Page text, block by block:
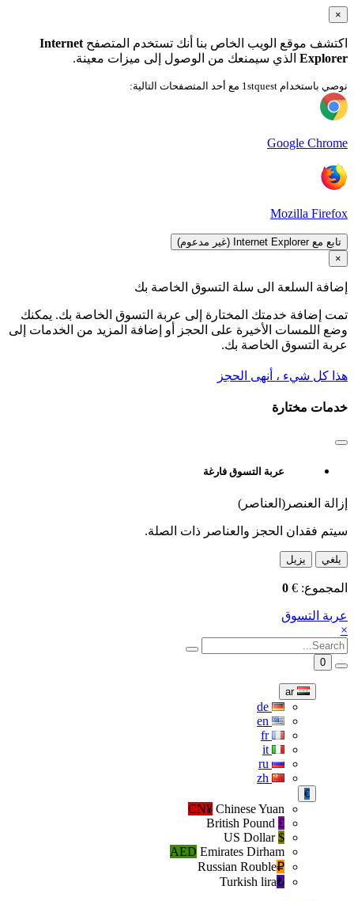
×
اكتشف موقع الويب الخاص بنا أنك تستخدم المتصفح Internet
Explorer الذي سيمنعك من الوصول إلى ميزات معينة.
نوصي باستخدام 1stquest مع أحد المتصفحات التالية:
Google Chrome
Mozilla Firefox
تابع مع Internet Explorer (غير مدعوم)
×
إضافة السلعة الى سلة التسوق الخاصة بك
تمت إضافة خدمتك المختارة إلى عربة التسوق الخاصة بك. يمكنك
وضع اللمسات الأخيرة على الحجز أو إضافة المزيد من الخدمات إلى
عربة التسوق الخاصة بك.
هذا كل شيء ، أنهى الحجز
خدمات مختارة
عربة التسوق فارغة
إزالة العنصر(العناصر)
سيتم فقدان الحجز والعناصر ذات الصلة.
يلغي يزيل
المجموع: €
0
عربة التسوق
×
0
ar
fr
€
CN¥ Chinese Yuan
£
$
US Dollar
AED Emirates Dirham
₽‎
Russian Rouble
₺‎
Turkish lira